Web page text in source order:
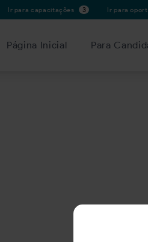
Ir para capacitações 3 Ir para
Página Inicial Para